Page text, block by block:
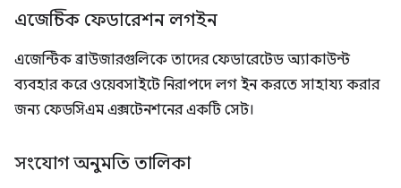
এজেন্টিক ফেডারেশন লগইন
এজেন্টিক ব্রাউজারগুলিকে তাদের ফেডারেটেড অ্যাকাউন্ট
ব্যবহার করে ওয়েবসাইটে নিরাপদে লগ ইন করতে সাহায্য করার
জন্য ফেডসিএম এক্সটেনশনের একটি সেট।
সংযোগ অনুমতি তালিকা